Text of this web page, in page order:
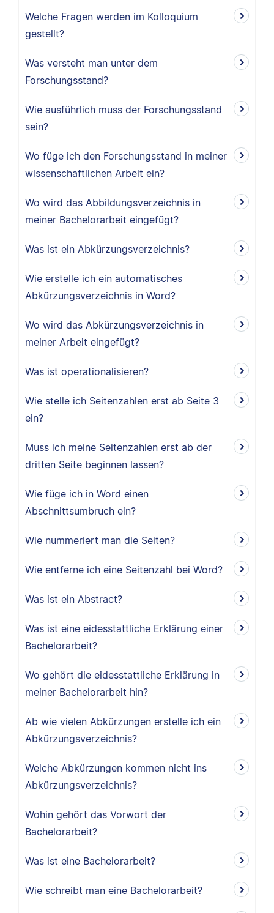
Welche Fragen werden im Kolloquium
gestellt?
Was versteht man unter dem
Forschungsstand?
Wie ausführlich muss der Forschungsstand
sein?
Wo füge ich den Forschungsstand in meiner
wissenschaftlichen Arbeit ein?
Wo wird das Abbildungsverzeichnis in
meiner Bachelorarbeit eingefügt?
Was ist ein Abkürzungsverzeichnis?
Wie erstelle ich ein automatisches
Abkürzungsverzeichnis in Word?
Wo wird das Abkürzungsverzeichnis in
meiner Arbeit eingefügt?
Was ist operationalisieren?
Wie stelle ich Seitenzahlen erst ab Seite 3
ein?
Muss ich meine Seitenzahlen erst ab der
dritten Seite beginnen lassen?
Wie füge ich in Word einen
Abschnittsumbruch ein?
Wie nummeriert man die Seiten?
Wie entferne ich eine Seitenzahl bei Word?
Was ist ein Abstract?
Was ist eine eidesstattliche Erklärung einer
Bachelorarbeit?
Wo gehört die eidesstattliche Erklärung in
meiner Bachelorarbeit hin?
Ab wie vielen Abkürzungen erstelle ich ein
Abkürzungsverzeichnis?
Welche Abkürzungen kommen nicht ins
Abkürzungsverzeichnis?
Wohin gehört das Vorwort der
Bachelorarbeit?
Was ist eine Bachelorarbeit?
Wie schreibt man eine Bachelorarbeit?